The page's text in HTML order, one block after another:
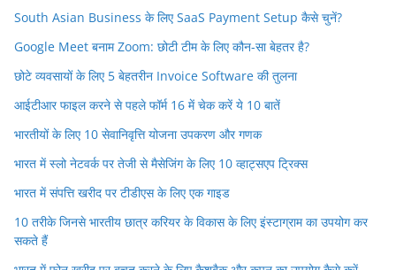
South Asian Business के लिए SaaS Payment Setup कैसे चुनें?
Google Meet बनाम Zoom: छोटी टीम के लिए कौन-सा बेहतर है?
छोटे व्यवसायों के लिए 5 बेहतरीन Invoice Software की तुलना
आईटीआर फाइल करने से पहले फॉर्म 16 में चेक करें ये 10 बातें
भारतीयों के लिए 10 सेवानिवृत्ति योजना उपकरण और गणक
भारत में स्लो नेटवर्क पर तेजी से मैसेजिंग के लिए 10 व्हाट्सएप ट्रिक्स
भारत में संपत्ति खरीद पर टीडीएस के लिए एक गाइड
10 तरीके जिनसे भारतीय छात्र करियर के विकास के लिए इंस्टाग्राम का उपयोग कर
सकते हैं